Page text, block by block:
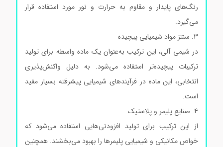
رنگ‌های پایدار و مقاوم به حرارت و نور مورد استفاده قرار
می‌گیرد.
در شیمی آلی، این ترکیب به‌عنوان یک ماده واسطه برای تولید
ترکیبات پیچیده‌تر استفاده می‌شود. به دلیل واکنش‌پذیری
انتخابی، این ماده در فرآیندهای شیمیایی پیشرفته بسیار مفید
است.
از این ترکیب برای تولید افزودنی‌هایی استفاده می‌شود که
خواص مکانیکی و شیمیایی پلیمرها را بهبود می‌بخشند. همچنین